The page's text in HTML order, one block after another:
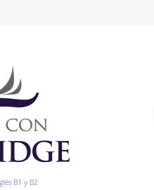
B1 y B2